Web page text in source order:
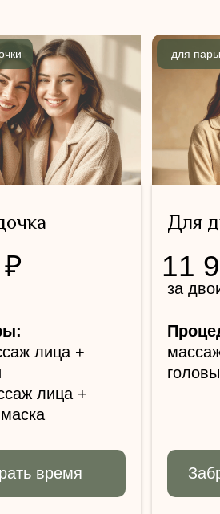
лица +
лица +
время
Для
за
11
для пары